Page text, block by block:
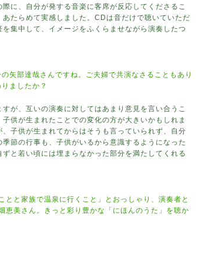
に、自分が発する音楽に客席が反応してくださるこ
たらめて実感しました。CDは音だけで聴いていただ
集中して、イメージをふくらませながら演奏したつ
矢部達哉さんですね。ご夫婦で共演なさることもあり
ましたか？
が、互いの演奏に対してはあまり意見を言い合うこ
供が生まれたことでの変化の方が大きいかもしれま
子供が生まれてからはそうも言っていられず、自分
節の行事も、子供がいるから意識するようになった
と若い頃には埋まらなかった部分を満たしてくれる
と家族で温泉に行くこと」とおっしゃり、演奏者と
恵美さん。きっと彩り豊かな「にほんのうた」を聴か